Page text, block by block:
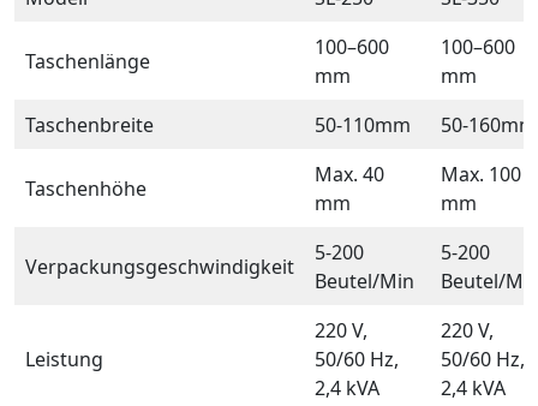
Taschenlänge
100–600
mm
100–600
mm
Taschenbreite
50-110mm 50-160mm
Taschenhöhe
Max. 40
mm
Max. 100
mm
Verpackungsgeschwindigkeit
5-200
Beutel/Min
5-200
Beutel/
Leistung
220 V,
50/60 Hz,
2,4 kVA
220 V,
50/60 Hz,
2,4 kVA